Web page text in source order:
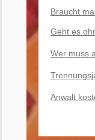
Braucht
Geht es
Wer muss
Anwalt